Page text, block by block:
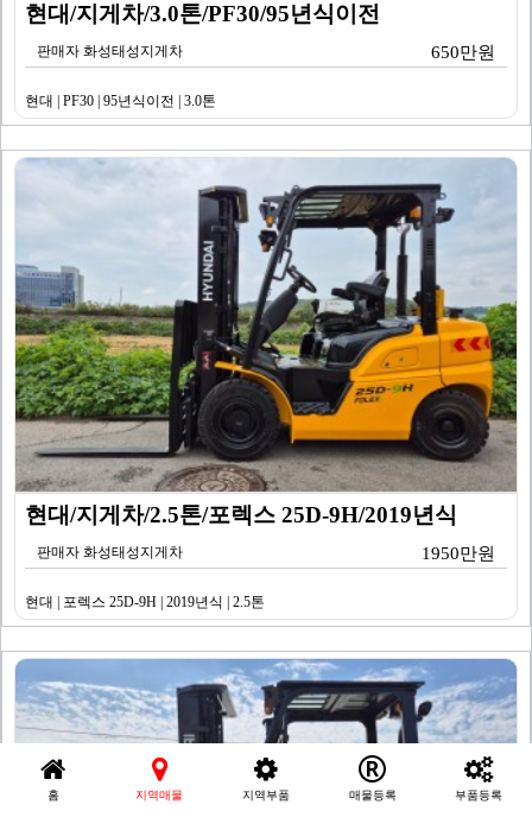
현대/지게차/3.0톤/PF30/95년식이전
판매자 화성태성지게차 650만원
현대 | PF30 | 95년식이전 | 3.0톤
현대/지게차/2.5톤/포렉스 25D-9H/2019년식
판매자 화성태성지게차 1950만원
현대 | 포렉스 25D-9H | 2019년식 | 2.5톤
홈 지역매물 지역부품 매물등록 부품등록